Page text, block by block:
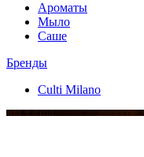
Ароматы
Мыло
Саше
Бренды
Culti Milano